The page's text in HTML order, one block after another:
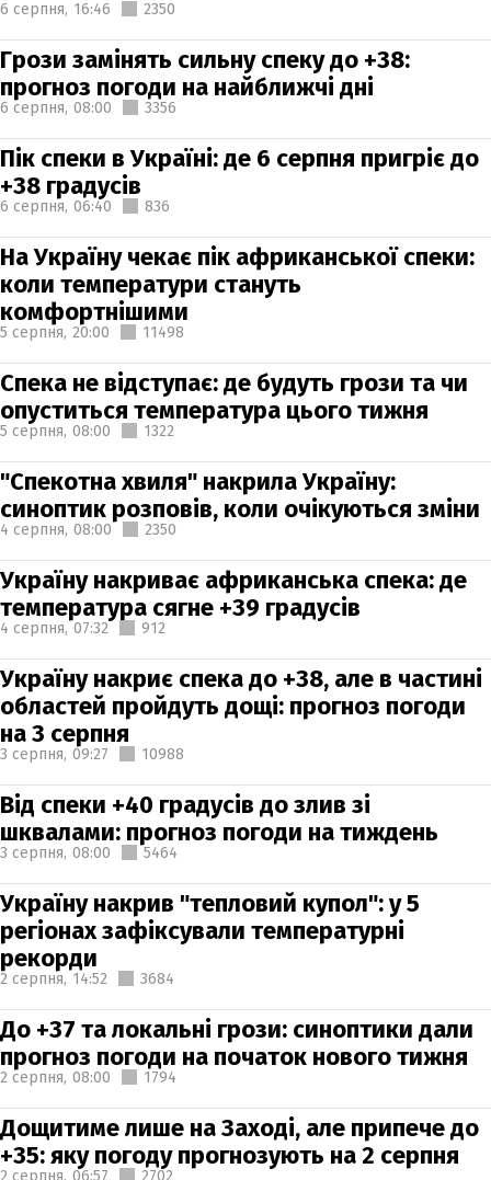
6 серпня, 16:46 2350
Грози замінять сильну спеку до +38:
прогноз погоди на найближчі дні
6 серпня, 08:00 3356
Пік спеки в Україні: де 6 серпня пригріє до
+38 градусів
6 серпня, 06:40 836
На Україну чекає пік африканської спеки:
коли температури стануть
комфортнішими
5 серпня, 20:00 11498
Спека не відступає: де будуть грози та чи
опуститься температура цього тижня
5 серпня, 08:00 1322
"Спекотна хвиля" накрила Україну:
синоптик розповів, коли очікуються зміни
4 серпня, 08:00 2350
Україну накриває африканська спека: де
температура сягне +39 градусів
4 серпня, 07:32 912
Україну накриє спека до +38, але в частині
областей пройдуть дощі: прогноз погоди
на 3 серпня
3 серпня, 09:27 10988
Від спеки +40 градусів до злив зі
шквалами: прогноз погоди на тиждень
3 серпня, 08:00 5464
Україну накрив "тепловий купол": у 5
регіонах зафіксували температурні
рекорди
2 серпня, 14:52 3684
До +37 та локальні грози: синоптики дали
прогноз погоди на початок нового тижня
2 серпня, 08:00 1794
Дощитиме лише на Заході, але припече до
+35: яку погоду прогнозують на 2 серпня
2 серпня, 06:57 2702